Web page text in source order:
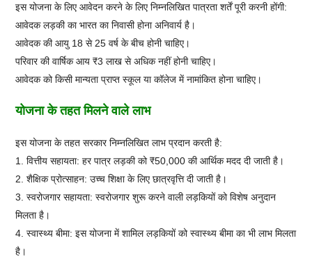
इस योजना के लिए आवेदन करने के लिए निम्नलिखित पात्रता शर्तें पूरी करनी होंगी:
आवेदक लड़की का भारत का निवासी होना अनिवार्य है।
आवेदक की आयु 18 से 25 वर्ष के बीच होनी चाहिए।
परिवार की वार्षिक आय ₹3 लाख से अधिक नहीं होनी चाहिए।
आवेदक को किसी मान्यता प्राप्त स्कूल या कॉलेज में नामांकित होना चाहिए।
योजना के तहत मिलने वाले लाभ
इस योजना के तहत सरकार निम्नलिखित लाभ प्रदान करती है:
1. वित्तीय सहायता: हर पात्र लड़की को ₹50,000 की आर्थिक मदद दी जाती है।
2. शैक्षिक प्रोत्साहन: उच्च शिक्षा के लिए छात्रवृत्ति दी जाती है।
3. स्वरोजगार सहायता: स्वरोजगार शुरू करने वाली लड़कियों को विशेष अनुदान
मिलता है।
4. स्वास्थ्य बीमा: इस योजना में शामिल लड़कियों को स्वास्थ्य बीमा का भी लाभ मिलता
है।